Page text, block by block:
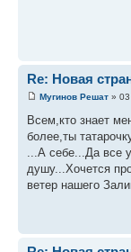
Re: Новая
Мугинов Решат »
Всем,кто знает
более,ты
...А себе...Да все
душу...Хочется
ветер нашего